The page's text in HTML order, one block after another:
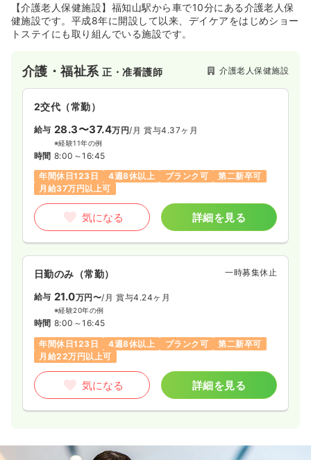
【介護老人保健施設】福知山駅から車で10分にある介護老人保
健施設です。平成8年に開設して以来、デイケアをはじめショー
トステイにも取り組んでいる施設です。
介護・福祉系正・准看護師 介護老人保健施設
2交代（常勤）
給与 28.3〜37.4万円/月 賞与4.37ヶ月
※経験11年の例
時間 8:00～16:45
年間休日123日
4週8休以上 ブランク可
第二新卒可
月給37万円以上可
気になる 詳細を見る
日勤のみ（常勤） 一時募集休止
給与 21.0万円〜/月 賞与4.24ヶ月
※経験20年の例
時間 8:00～16:45
年間休日123日
4週8休以上 ブランク可
第二新卒可
月給22万円以上可
気になる 詳細を見る